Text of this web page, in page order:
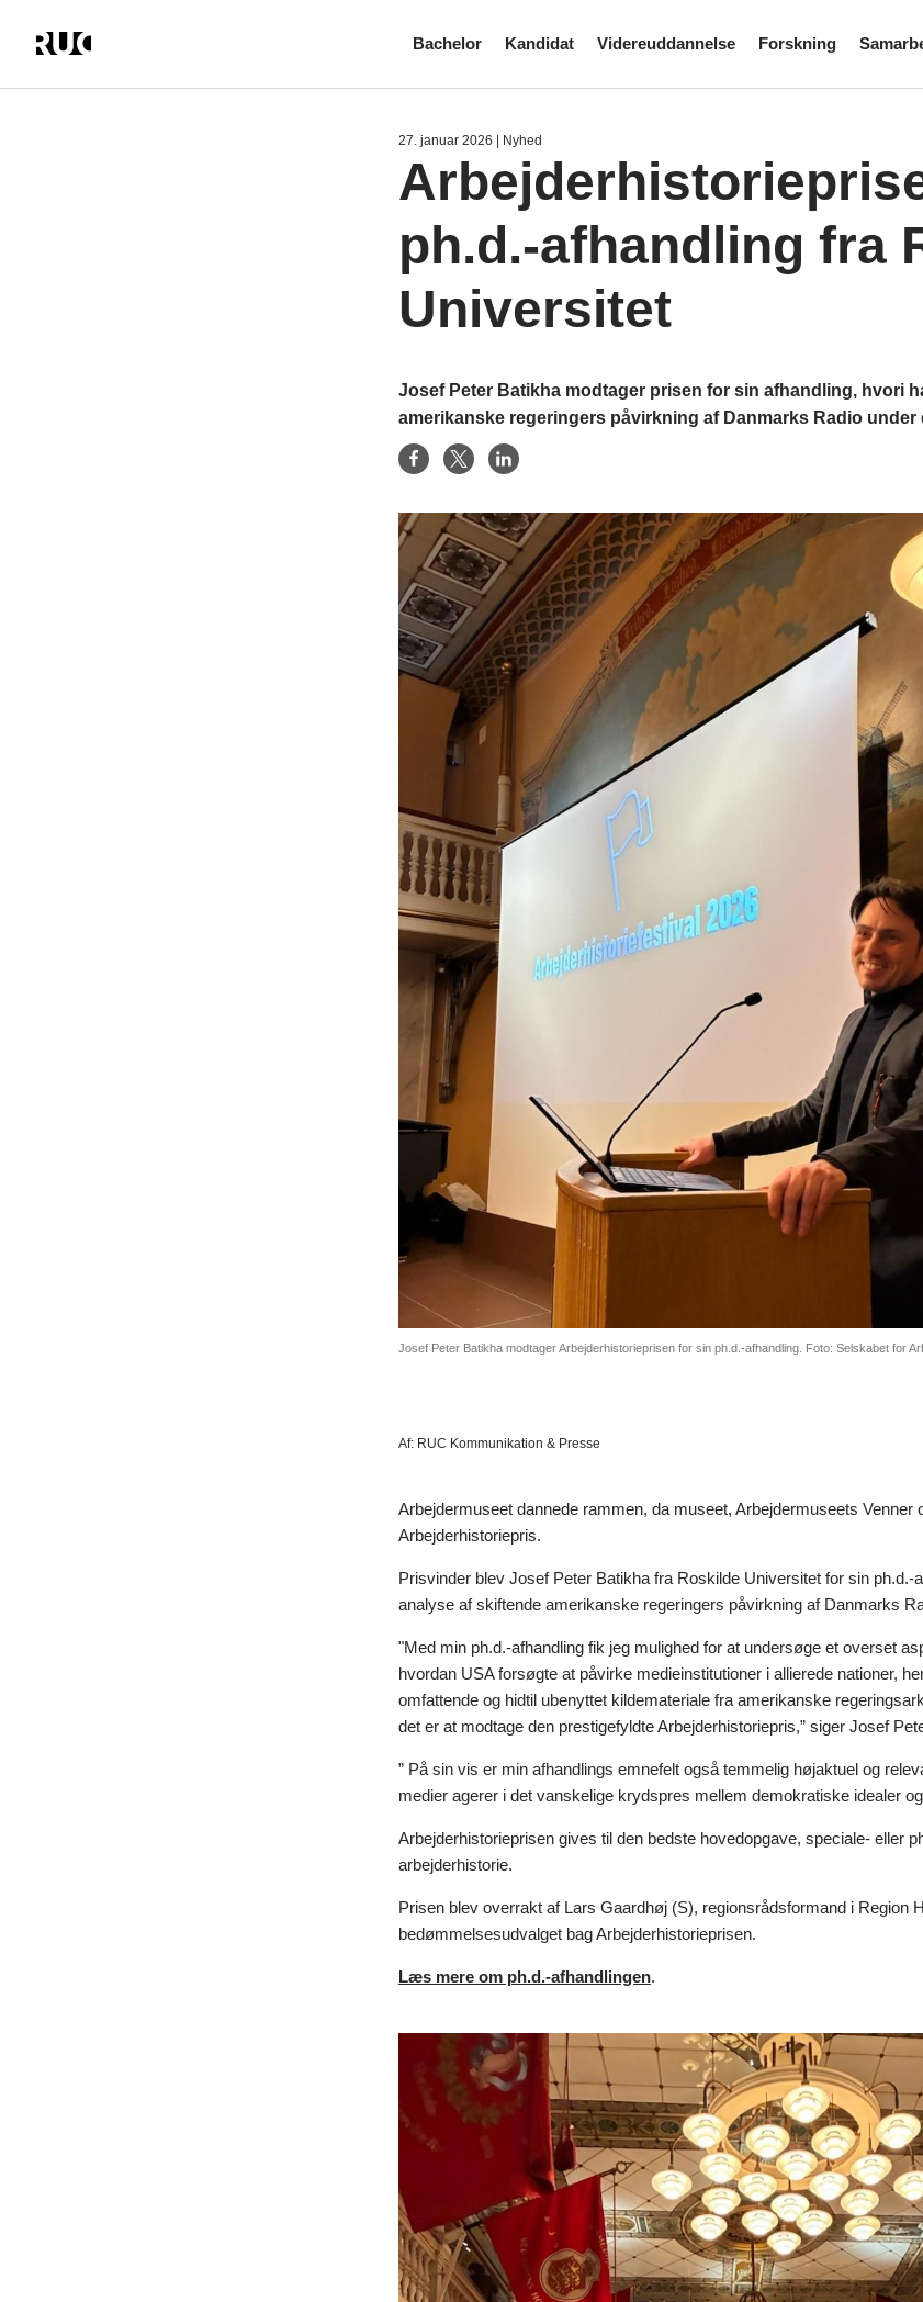
Bachelor Kandidat Videreuddannelse Forskning
27. januar 2026 | Nyhed
ph.d.-afhandling fra
Universitet
Josef Peter Batikha modtager prisen for sin afhandling, hvori
amerikanske regeringers påvirkning af Danmarks Radio under
Josef Peter Batikha modtager Arbejderhistorieprisen for sin ph.d.-afhandling. Foto: Selskabet for
Af:RUC Kommunikation & Presse
Arbejdermuseet dannede rammen, da museet, Arbejdermuseets Venner
Arbejderhistoriepris.
Prisvinder blev Josef Peter Batikha fra Roskilde Universitet for sin
analyse af skiftende amerikanske regeringers påvirkning af Danmarks
"Med min ph.d.-afhandling fik jeg mulighed for at undersøge et overset
hvordan USA forsøgte at påvirke medieinstitutioner i allierede nationer,
omfattende og hidtil ubenyttet kildemateriale fra amerikanske
det er at modtage den prestigefyldte Arbejderhistoriepris,” siger Josef
” På sin vis er min afhandlings emnefelt også temmelig højaktuel og
medier agerer i det vanskelige krydspres mellem demokratiske idealer
Arbejderhistorieprisen gives til den bedste hovedopgave, speciale- eller
arbejderhistorie.
Prisen blev overrakt af Lars Gaardhøj (S), regionsrådsformand i Region
bedømmelsesudvalget bag Arbejderhistorieprisen.
Læs mere om ph.d.-afhandlingen.